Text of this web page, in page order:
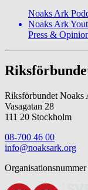
Noaks Ark
Noaks Ark
Press &
Riksförbundet Noaks
Vasagatan 28
111 20 Stockholm
08-700 46 00
info@noaksark.org